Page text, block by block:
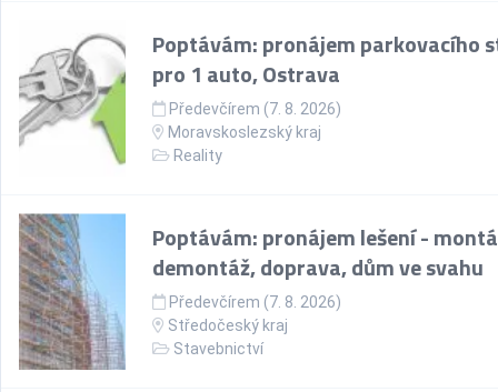
Poptávám: pronájem parkovacího
pro 1 auto, Ostrava
Předevčírem (7. 8. 2026)
Moravskoslezský kraj
Reality
Poptávám: pronájem lešení -
demontáž, doprava, dům ve svahu
Předevčírem (7. 8. 2026)
Středočeský kraj
Stavebnictví